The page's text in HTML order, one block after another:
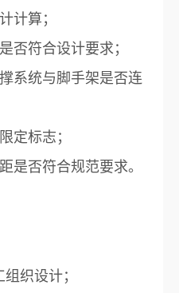
计算；
否符合设计要求；
系统与脚手架是否连
定标志；
是否符合规范要求。
织设计；